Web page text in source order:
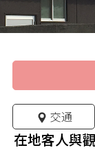
交通
在地客人與